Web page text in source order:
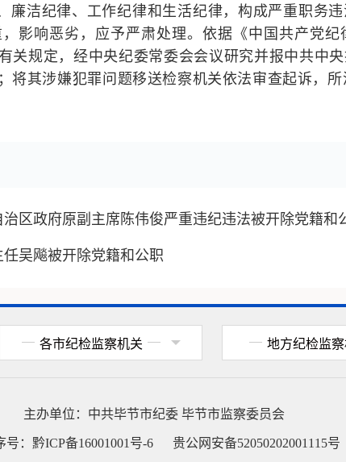
廉洁纪律、工作纪律和生活纪律，构成严重职务
影响恶劣， 应予严肃处理。依据《中国共产党纪
关规定，经中央纪委常委会会议研究并报中共中
将其涉嫌犯罪问题移送检察机关依法审查起诉，所
区政府原副主席陈伟俊严重违纪违法被开除党籍和
吴飚被开除党籍和公职
各市纪检监察机关 地方纪检监
主办单位： 中共毕节市纪委 毕节市监察委员会
： 黔ICP备16001001号-6 贵公网安备52050202001115号